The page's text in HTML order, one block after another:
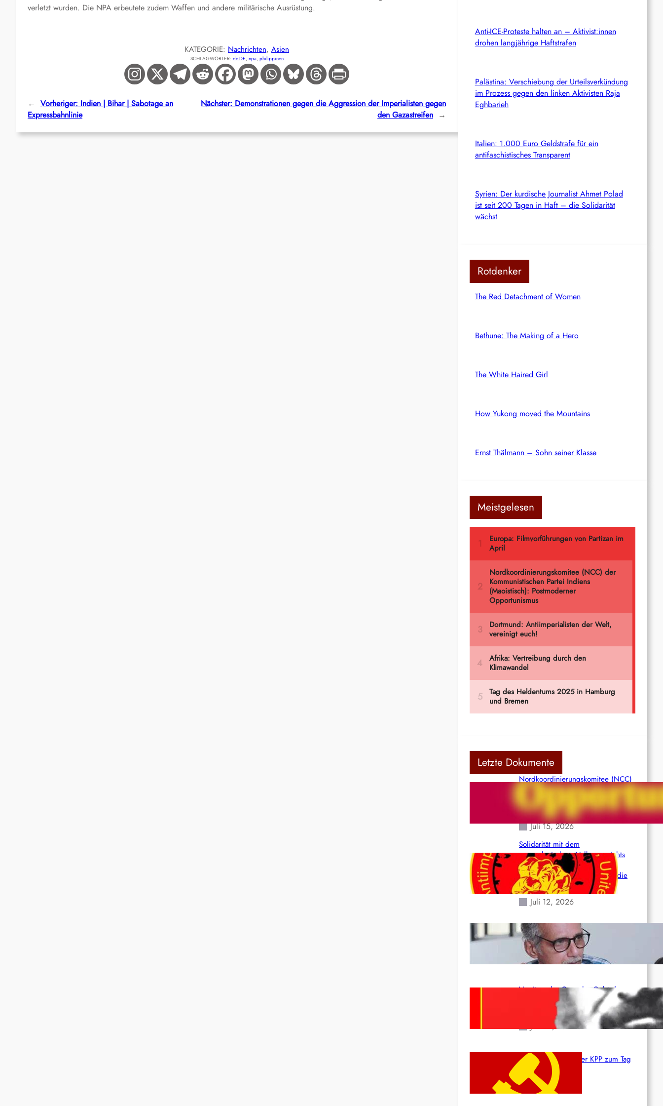
verletzt wurden. Die NPA erbeutete zudem Waffen und andere militärische Ausrüstung.
KATEGORIE: Nachrichten, Asien
SCHLAGWÖRTER: de-DE, npa, philippinen
← Vorheriger: Indien | Bihar | Sabotage an
Expressbahnlinie
Nächster: Demonstrationen gegen die Aggression der Imperialisten gegen
den Gazastreifen →
Anti-ICE-Proteste halten an – Aktivist:innen
drohen langjährige Haftstrafen
Palästina: Verschiebung der Urteilsverkündung
im Prozess gegen den linken Aktivisten Raja
Eghbarieh
Italien: 1.000 Euro Geldstrafe für ein
antifaschistisches Transparent
Syrien: Der kurdische Journalist Ahmet Polad
ist seit 200 Tagen in Haft – die Solidarität
wächst
Rotdenker
The Red Detachment of Women
Bethune: The Making of a Hero
The White Haired Girl
How Yukong moved the Mountains
Ernst Thälmann – Sohn seiner Klasse
Meistgelesen
Letzte Dokumente
Nordkoordinierungskomitee (NCC)
der Kommunistischen Partei Indiens
(Maoistisch): Postmoderner
Opportunismus
Juli 15, 2026
Solidarität mit dem
venezolanischem Volk angesichts
der verlorenen Leben und der
katastrophalen Situation durch die
Erdbeben des 24. Juni!
Juli 12, 2026
Indien: „Die Politik der
Kapitulation“ von K. Murali (Ajith)
Juli 1, 2026
Vorsitzender Gonzalo: Gebt das
Leben für die Partei und die
Juni 19, 2026
Beschluss des ZK der KPP zum Tag
des Heldentums
Juni 19, 2026